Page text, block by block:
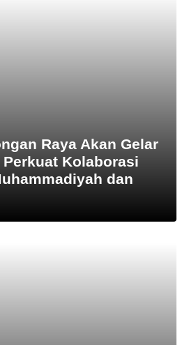
Raya Akan Gelar
Perkuat Kolaborasi
dan